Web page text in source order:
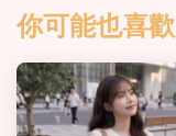
你可能也喜歡